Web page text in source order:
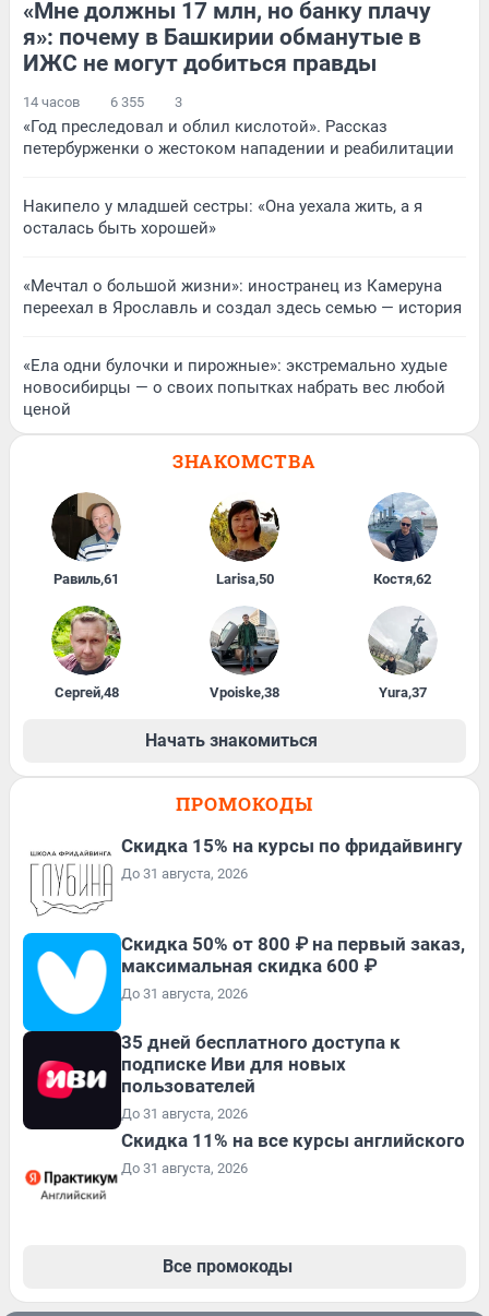
«Мне должны 17 млн, но банку плачу
я»: почему в Башкирии обманутые в
ИЖС не могут добиться правды
14 часов 6 355 3
«Год преследовал и облил кислотой». Рассказ
петербурженки о жестоком нападении и реабилитации
Накипело у младшей сестры: «Она уехала жить, а я
осталась быть хорошей»
«Мечтал о большой жизни»: иностранец из Камеруна
переехал в Ярославль и создал здесь семью — история
«Ела одни булочки и пирожные»: экстремально худые
новосибирцы — о своих попытках набрать вес любой
ценой
ЗНАКОМСТВА
Равиль,61 Larisa,50 Костя,62
Сергей,48 Vpoiske,38 Yura,37
Начать знакомиться
ПРОМОКОДЫ
Скидка 15% на курсы по фридайвингу
До 31 августа, 2026
Скидка 50% от 800 ₽ на первый заказ,
максимальная скидка 600 ₽
До 31 августа, 2026
35 дней бесплатного доступа к
подписке Иви для новых
пользователей
До 31 августа, 2026
Скидка 11% на все курсы английского
До 31 августа, 2026
Все промокоды